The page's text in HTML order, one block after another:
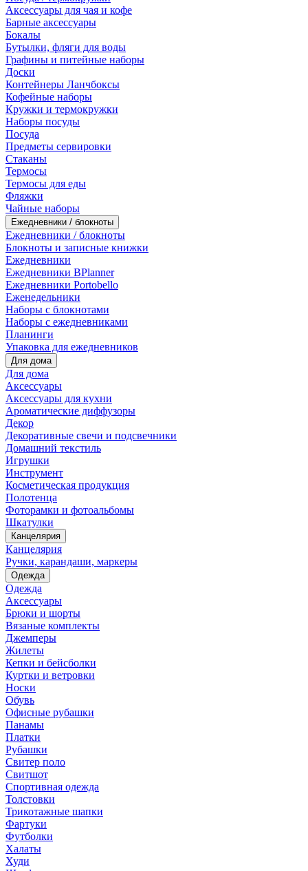
Аксессуары для чая и кофе
Барные аксессуары
Бокалы
Бутылки, фляги для воды
Графины и питейные наборы
Доски
Контейнеры Ланчбоксы
Кофейные наборы
Кружки и термокружки
Наборы посуды
Посуда
Предметы сервировки
Стаканы
Термосы
Термосы для еды
Фляжки
Чайные наборы
Ежедневники / блокноты
Ежедневники / блокноты
Блокноты и записные книжки
Ежедневники
Ежедневники BPlanner
Ежедневники Portobello
Еженедельники
Наборы с блокнотами
Наборы с ежедневниками
Планинги
Упаковка для ежедневников
Для дома
Для дома
Аксессуары
Аксессуары для кухни
Ароматические диффузоры
Декор
Декоративные свечи и подсвечники
Домашний текстиль
Игрушки
Инструмент
Косметическая продукция
Полотенца
Фоторамки и фотоальбомы
Шкатулки
Канцелярия
Канцелярия
Ручки, карандаши, маркеры
Одежда
Одежда
Аксессуары
Брюки и шорты
Вязаные комплекты
Джемперы
Жилеты
Кепки и бейсболки
Куртки и ветровки
Носки
Обувь
Офисные рубашки
Панамы
Платки
Рубашки
Свитер поло
Свитшот
Спортивная одежда
Толстовки
Трикотажные шапки
Фартуки
Футболки
Халаты
Худи